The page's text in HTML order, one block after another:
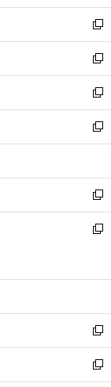
開
く
ウ
で
開
く
ン
ド
ウ
で
開
く
し
い
ウ
ィ
ン
ド
ウ
で
開
新
し
い
ウ
ィ
ン
ド
ウ
開
く
新
し
い
ウ
ィ
ン
ウ
で
開
く
新
し
い
ウ
ン
ド
ウ
で
新
し
ウ
ィ
ン
ド
開
新
し
い
ン
ウ
で
開
く
新
ウ
ン
ド
ウ
で
開
新
し
い
ウ
新
し